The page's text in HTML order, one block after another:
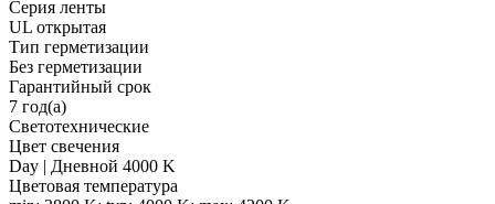
Серия ленты
UL открытая
Тип герметизации
Без герметизации
Гарантийный срок
7 год(а)
Светотехнические
Цвет свечения
Day | Дневной 4000 K
Цветовая температура